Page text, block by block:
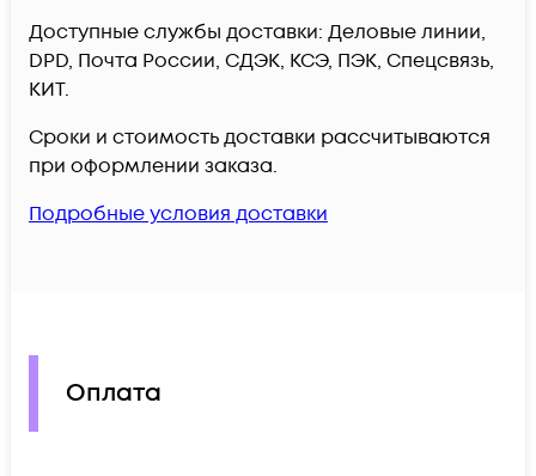
Доступные службы доставки: Деловые линии,
DPD, Почта России, СДЭК, КСЭ, ПЭК, Спецсвязь,
КИТ.
Сроки и стоимость доставки рассчитываются
при оформлении заказа.
Подробные условия доставки
Оплата